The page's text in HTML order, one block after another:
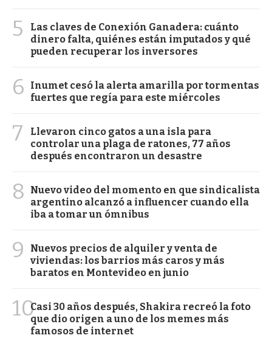
5
Las claves de Conexión Ganadera: cuánto
dinero falta, quiénes están imputados y qué
pueden recuperar los inversores
6
Inumet cesó la alerta amarilla por tormentas
fuertes que regía para este miércoles
7
Llevaron cinco gatos a una isla para
controlar una plaga de ratones, 77 años
después encontraron un desastre
8
Nuevo video del momento en que sindicalista
argentino alcanzó a influencer cuando ella
iba a tomar un ómnibus
9
Nuevos precios de alquiler y venta de
viviendas: los barrios más caros y más
baratos en Montevideo en junio
10Casi 30 años después, Shakira recreó la foto
que dio origen a uno de los memes más
famosos de internet